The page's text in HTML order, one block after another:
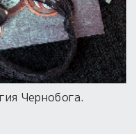
Чернобога.